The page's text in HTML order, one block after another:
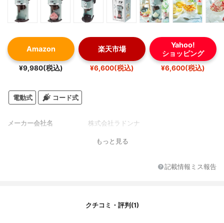
Amazon
¥9,980(税込)
楽天市場
¥6,600(税込)
Yahoo!
ショッピング
¥6,600(税込)
電動式 コード式
メーカー会社名 株式会社ラドンナ
もっと見る
記載情報ミス報告
クチコミ・評判(1)